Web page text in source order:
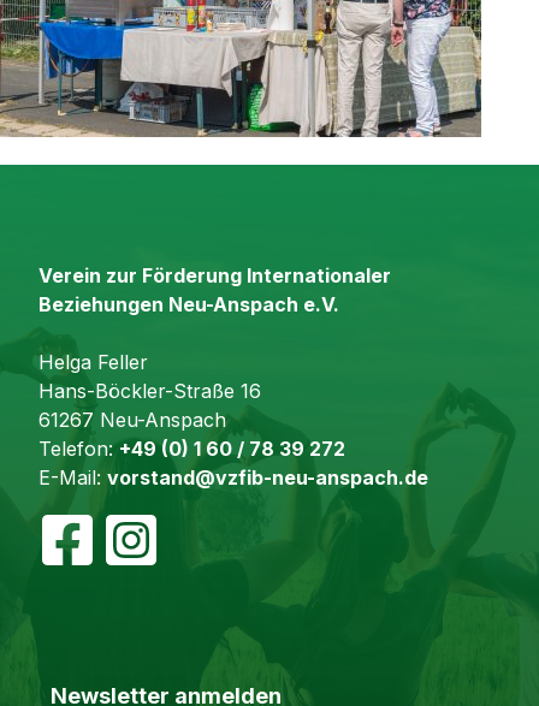
Verein zur Förderung Internationaler
Beziehungen Neu-Anspach e.V.
Helga Feller
Hans-Böckler-Straße 16
61267 Neu-Anspach
Telefon: +49 (0) 1 60 / 78 39 272
E-Mail: vorstand@vzfib-neu-anspach.de
Newsletter anmelden